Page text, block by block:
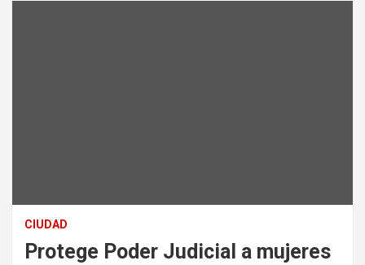
CIUDAD
Protege Poder Judicial a mujeres